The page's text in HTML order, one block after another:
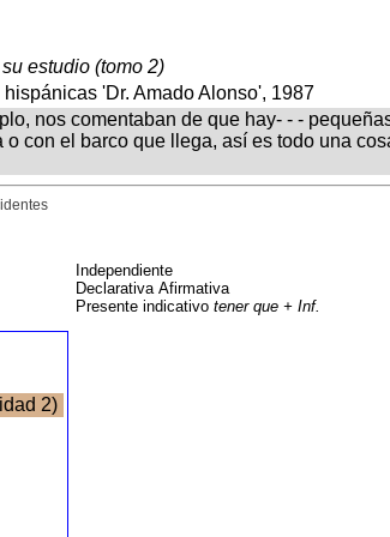
estudio (tomo 2)
'Dr. Amado Alonso', 1987
nos comentaban de que hay- - -
o con el barco que llega, así es todo una
Independiente
Declarativa Afirmativa
Presente indicativotener que + Inf.
2)